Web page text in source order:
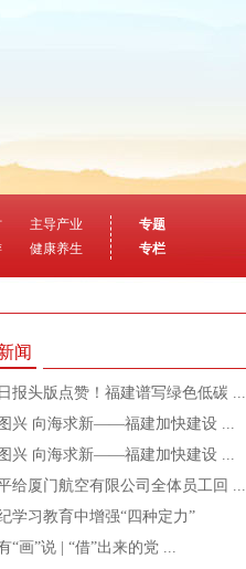
主导产业
健康养生
专题
专栏
闻
报头版点赞！福建谱写绿色低碳 ...
兴 向海求新——福建加快建设 ...
兴 向海求新——福建加快建设 ...
给厦门航空有限公司全体员工回 ...
学习教育中增强“四种定力”
“画”说 | “借”出来的党 ...